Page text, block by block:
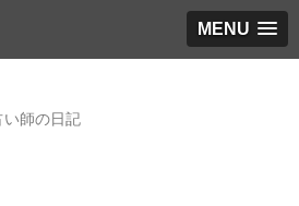
MENU
い師の日記